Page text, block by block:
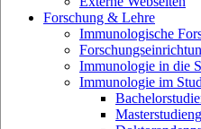
Forschung & Lehre
Immunologische
Immunologie in die
Immunologie im